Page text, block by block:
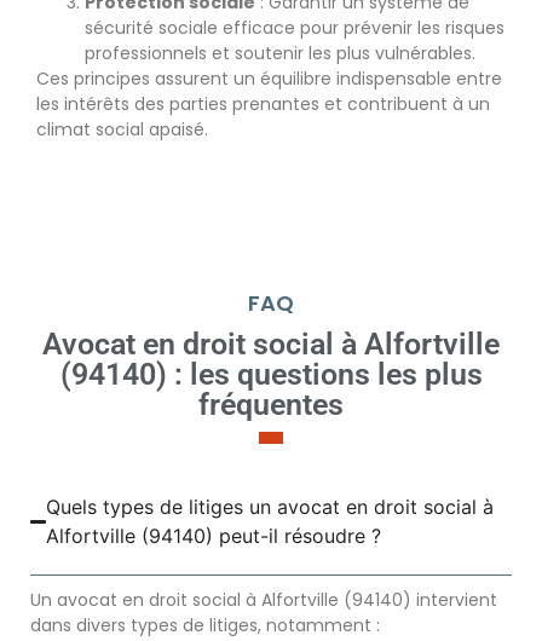
sécurité sociale efficace pour prévenir les risques
professionnels et soutenir les plus vulnérables.
Ces principes assurent un équilibre indispensable entre
les intérêts des parties prenantes et contribuent à un
climat social apaisé.
FAQ
Avocat en droit social à Alfortville
(94140) : les questions les plus
fréquentes
Quels types de litiges un avocat en droit social à
Alfortville (94140) peut-il résoudre ?
Un avocat en droit social à Alfortville (94140) intervient
dans divers types de litiges, notamment :